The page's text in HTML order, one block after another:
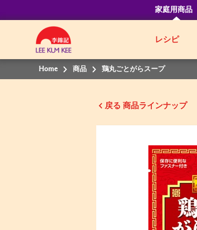
家庭用商品
レシピ
Home 商品 鶏丸ごとがらスープ
戻る